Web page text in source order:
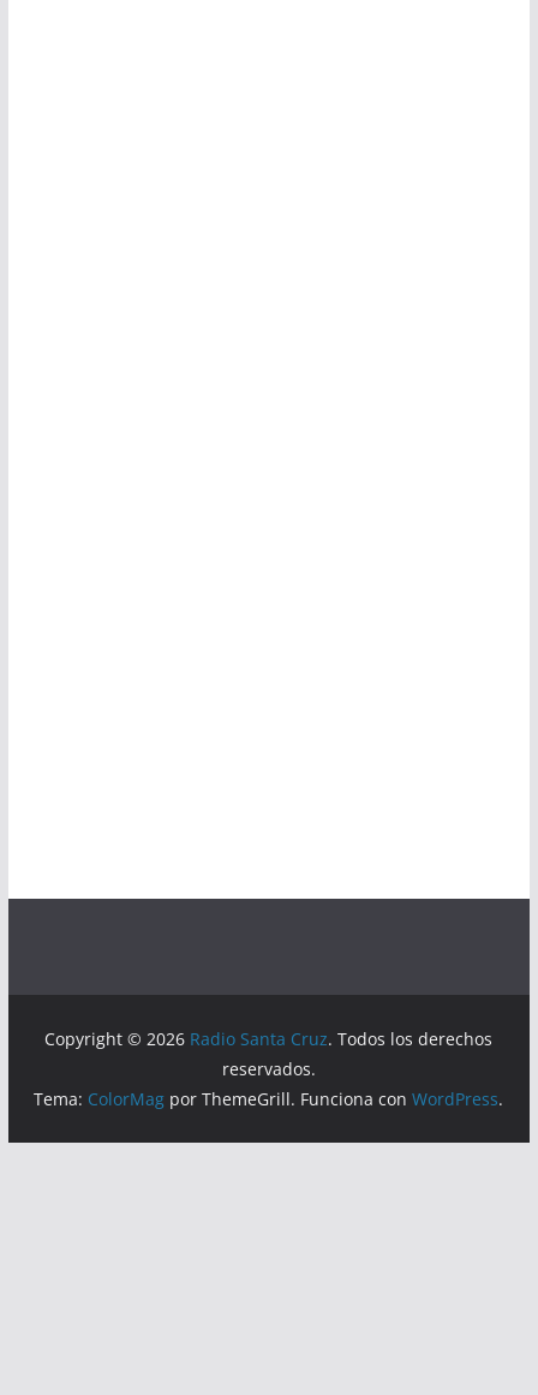
Copyright © 2026 Radio Santa Cruz. Todos los derechos
reservados.
Tema: ColorMag por ThemeGrill. Funciona conWordPress.